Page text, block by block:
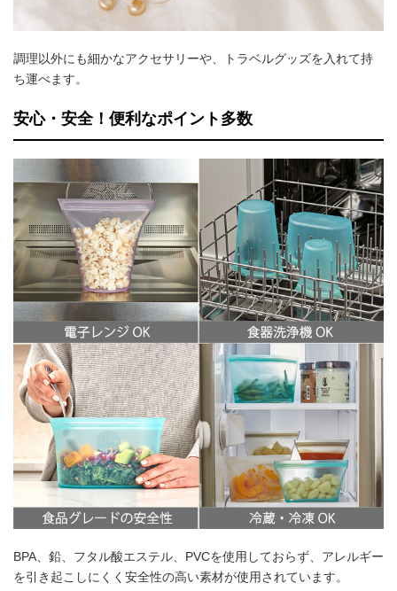
調理以外にも細かなアクセサリーや、トラベルグッズを入れて持
ち運べます。
安心・安全！便利なポイント多数
BPA、鉛、フタル酸エステル、PVCを使用しておらず、アレルギー
を引き起こしにくく安全性の高い素材が使用されています。